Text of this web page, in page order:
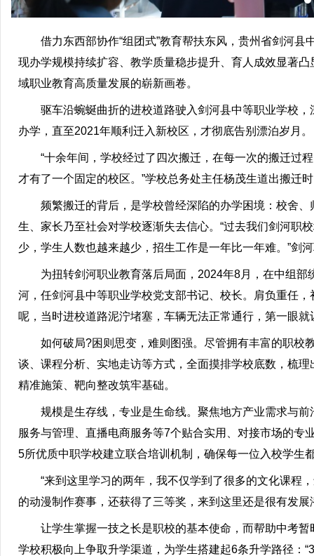
借力东西部协作“组团式”教育帮扶东风，贵州省剑河县
现办学规模持续扩容、教学质量稳步提升、育人成效显著
域职业教育高质量发展的崭新画卷。
驱车沿蜿蜒曲折的进校道路驶入剑河县中等职业学校，
办学，直至2021年顺利迁入新校区，才彻底告别漂泊岁月。
“十余年间，学校经过了四次搬迁，在每一次的搬迁过程
才有了一个固定的校区。”学校总务处主任杨茂生道出搬迁
频繁搬迁的背后，是学校曾经深陷的办学困境：校舍、
生、家长乃至社会对学校逐渐失去信心。“过去我们剑河职
少，学生人数也越来越少，招生工作是一年比一年难。”剑
为扭转剑河职业教育落后局面，2024年8月，在中组部
河，任剑河县中等职业学校党支部书记、校长。肩负重任
呢，当时进校道路泥泞堵塞，车辆无法正常通行，第一眼
如何破局?困则思变，难则图强。尽管拥有丰富的职校
谈、课程分析、实地走访等方式，全面摸排学校底数，梳
精准施策、靶向整改筑牢基础。
规模是生存线，专业是生命线。聚焦地方产业需求与前
服务与管理、直播电商服务等7个贴合实用、对接市场的专
5所优质中职学校建立联合培训机制，确保每一位入校学生
“来到这里学习的两年，我不仅学到了很多的文化课程
的动漫制作赛事，还获得了三等奖，来到这里还是很有发展
让学生掌握一技之长是职校的基本使命，而帮助中考暂
学校积极向上争取升学渠道，为学生搭建起6条升学路径：